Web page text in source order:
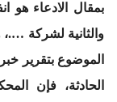
بمقال الادعاء هو
والثانية لشركة
الموضوع بتقرير
الحادثة، فإن